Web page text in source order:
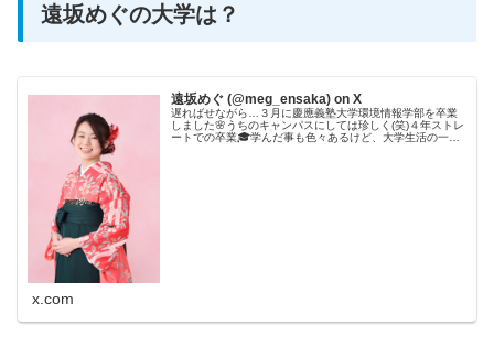
遠坂めぐの大学は？
遠坂めぐ (@meg_ensaka) on X
遅ればせながら…３月に慶應義塾大学環境情報学部を卒業
しました🌸うちのキャンパスにしては珍しく(笑)４年ストレ
ートでの卒業🎓学んだ事も色々あるけど、大学生活の一番
x.com